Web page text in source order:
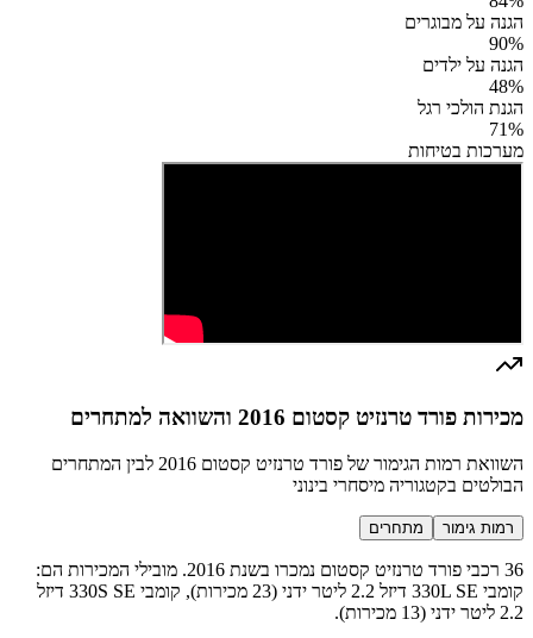
הגנה על מבוגרים
90%
הגנה על ילדים
48%
הגנת הולכי רגל
71%
מערכות בטיחות
מכירות פורד טרנזיט קסטום 2016 והשוואה למתחרים
השוואת רמות הגימור של פורד טרנזיט קסטום 2016 לבין המתחרים
הבולטים בקטגוריה מיסחרי בינוני
רמות גימור מתחרים
36 רכבי פורד טרנזיט קסטום נמכרו בשנת 2016. מובילי המכירות הם:
קומבי 330L SE דיזל 2.2 ליטר ידני (23 מכירות), קומבי 330S SE דיזל
2.2 ליטר ידני (13 מכירות).